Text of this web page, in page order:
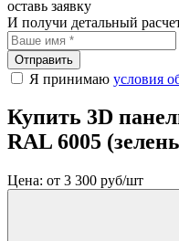
оставь заявку
И получи детальный
Отправить
Я принимаю условия
Купить 3D
RAL 6005
Цена: от 3 300 руб/шт